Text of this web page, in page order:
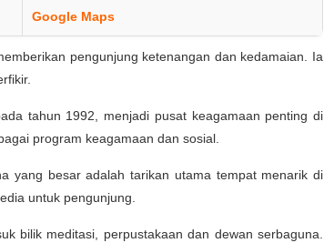
Google Maps
pengunjung ketenangan dan kedamaian. Ia
tahun 1992, menjadi pusat keagamaan penting di
program keagamaan dan sosial.
yang besar adalah tarikan utama tempat menarik di
untuk pengunjung.
bilik meditasi, perpustakaan dan dewan serbaguna.